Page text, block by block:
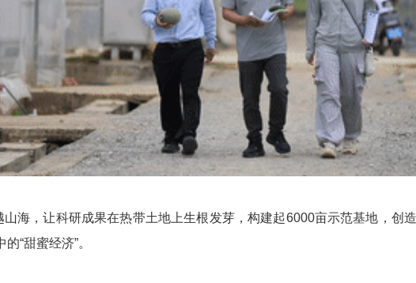
海，让科研成果在热带土地上生根发芽，构建起6000亩示范基地，创
“甜蜜经济”。